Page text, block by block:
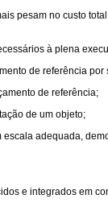
pesam no custo
à plena
de referência
de referência;
de um objeto;
adequada,
e integrados em